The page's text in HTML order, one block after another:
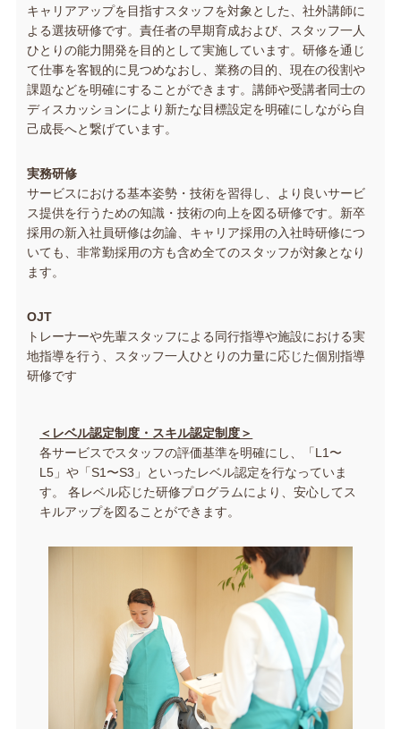
キャリアアップを目指すスタッフを対象とした、社外講師に
よる選抜研修です。責任者の早期育成および、スタッフ一人
ひとりの能力開発を目的として実施しています。研修を通じ
て仕事を客観的に見つめなおし、業務の目的、現在の役割や
課題などを明確にすることができます。講師や受講者同士の
ディスカッションにより新たな目標設定を明確にしながら自
己成長へと繋げています。
実務研修
サービスにおける基本姿勢・技術を習得し、より良いサービ
ス提供を行うための知識・技術の向上を図る研修です。新卒
採用の新入社員研修は勿論、キャリア採用の入社時研修につ
いても、非常勤採用の方も含め全てのスタッフが対象となり
ます。
OJT
トレーナーや先輩スタッフによる同行指導や施設における実
地指導を行う、スタッフ一人ひとりの力量に応じた個別指導
研修です
＜レベル認定制度・スキル認定制度＞
各サービスでスタッフの評価基準を明確にし、「L1〜
L5」や「S1〜S3」といったレベル認定を行なっていま
す。 各レベル応じた研修プログラムにより、安心してス
キルアップを図ることができます。